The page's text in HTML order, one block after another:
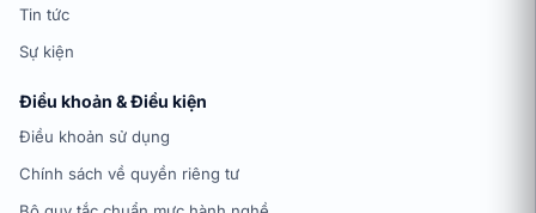
Tin tức
Sự kiện
Điều khoản & Điều kiện
Điều khoản sử dụng
Chính sách về quyền riêng tư